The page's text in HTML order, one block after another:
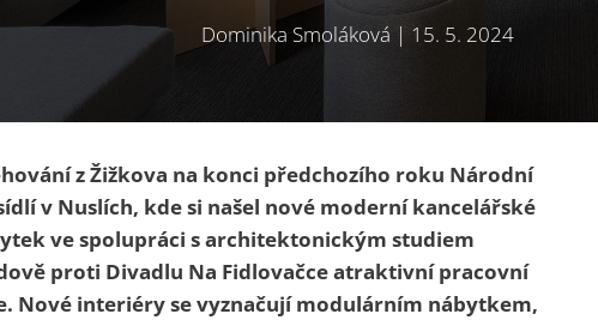
Dominika Smoláková | 15. 5. 2024
z Žižkova na konci předchozího roku Národní
v Nuslích, kde si našel nové moderní kancelářské
ve spolupráci s architektonickým studiem
proti Divadlu Na Fidlovačce atraktivní pracovní
Nové interiéry se vyznačují modulárním nábytkem,